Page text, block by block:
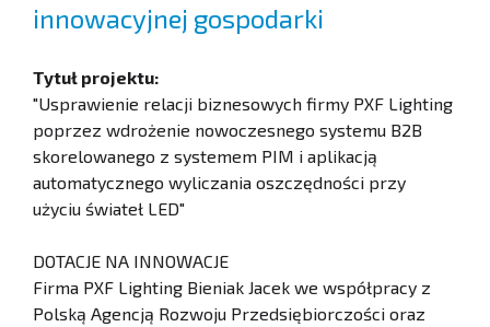
innowacyjnej gospodarki
Tytuł projektu:
"Usprawienie relacji biznesowych firmy PXF Lighting
poprzez wdrożenie nowoczesnego systemu B2B
skorelowanego z systemem PIM i aplikacją
automatycznego wyliczania oszczędności przy
użyciu świateł LED"
DOTACJE NA INNOWACJE
Firma PXF Lighting Bieniak Jacek we współpracy z
Polską Agencją Rozwoju Przedsiębiorczości oraz